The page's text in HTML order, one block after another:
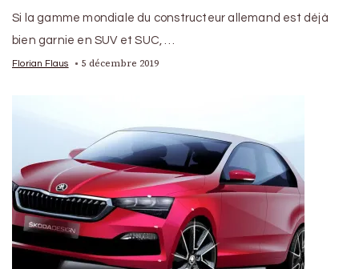
Si la gamme mondiale du constructeur allemand est déjà
bien garnie en SUV et SUC, …
Florian Flaus 5 décembre 2019